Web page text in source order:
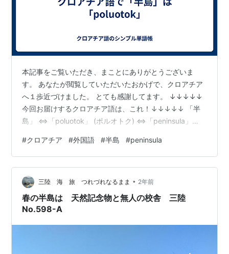
本記事をご覧いただき、まことにありがとうございま
す。 あなたが閲覧していただいたおかげで、クロアチア
へ１歩近づけました。 とても感謝してます。 ↓↓↓↓↓
今回お届けするクロアチア語は、これ！↓↓↓↓↓ 「半
島」 ⇔「poluotok」 (ポルオトク) ⇔「peninsula」
海半島です。」 ⇔「Istra je najveći hrvatski i jadranski
poluotok.」 (イストラ ィエ ナィヴェチ フルヴァツキ イ
ィヤドランスキ ポルオトク) ⇔「Istria is the largest
Croatian and …
#クロアチア #外国語 #半島 #peninsula
三陸 海 旅 つれづれなるまま • 2年前
春の半島は 天然記念物と無人の校舎 三陸
No.598-A